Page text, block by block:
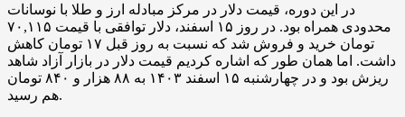
در این دوره، قیمت دلار در مرکز مبادله ارز و طلا با نوسانات
محدودی همراه بود. در روز ۱۵ اسفند، دلار توافقی با قیمت ۷۰,۱۱۵
تومان خرید و فروش شد که نسبت به روز قبل ۱۷ تومان کاهش
داشت. اما همان طور که اشاره کردیم قیمت دلار در بازار آزاد شاهد
ریزش بود و در چهارشنبه ۱۵ اسفند ۱۴۰۳ به ۸۸ هزار و ۸۴۰ تومان
هم رسید.